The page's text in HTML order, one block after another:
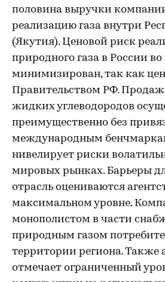
половина выручки
реализацию газа внутри
(Якутия). Ценовой риск
природного газа в России
минимизирован, так как
Правительством РФ.
жидких углеводородов
преимущественно без
международным
нивелирует риски
мировых рынках. Барьеры
отрасль оцениваются
максимальном уровне.
монополистом в части
природным газом
территории региона. Также
отмечает ограниченный